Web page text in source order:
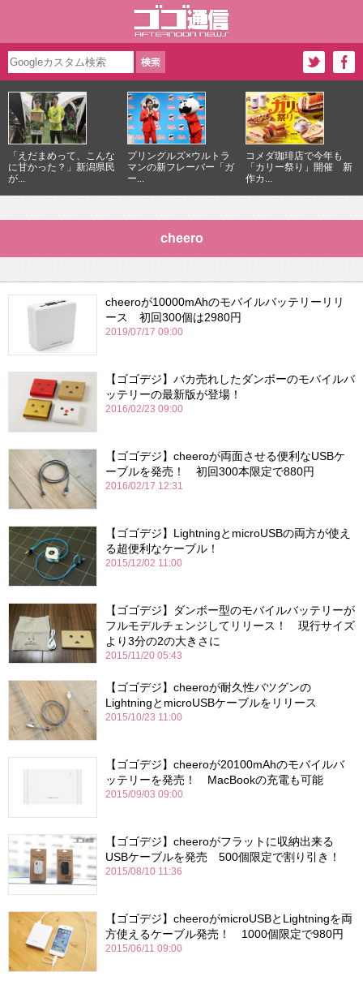
「えだまめって、こんな
に甘かった？」新潟県民
が...
プリングルズ×ウルトラ
マンの新フレーバー「ガ
ー...
コメダ珈琲店で今年も
「カリー祭り」開催 新
作カ...
cheero
cheeroが10000mAhのモバイルバッテリーリリ
ース 初回300個は2980円
2019/07/17 09:00
【ゴゴデジ】バカ売れしたダンボーのモバイルバ
ッテリーの最新版が登場！
2016/02/23 09:00
【ゴゴデジ】cheeroが両面させる便利なUSBケ
ーブルを発売！ 初回300本限定で880円
2016/02/17 12:31
【ゴゴデジ】LightningとmicroUSBの両方が使え
る超便利なケーブル！
2015/12/02 11:00
【ゴゴデジ】ダンボー型のモバイルバッテリーが
フルモデルチェンジしてリリース！ 現行サイズ
より3分の2の大きさに
2015/11/20 05:43
【ゴゴデジ】cheeroが耐久性バツグンの
LightningとmicroUSBケーブルをリリース
2015/10/23 11:00
【ゴゴデジ】cheeroが20100mAhのモバイルバ
ッテリーを発売！ MacBookの充電も可能
2015/09/03 09:00
【ゴゴデジ】cheeroがフラットに収納出来る
USBケーブルを発売 500個限定で割り引き！
2015/08/10 11:36
【ゴゴデジ】cheeroがmicroUSBとLightningを両
方使えるケーブル発売！ 1000個限定で980円
2015/06/11 09:00